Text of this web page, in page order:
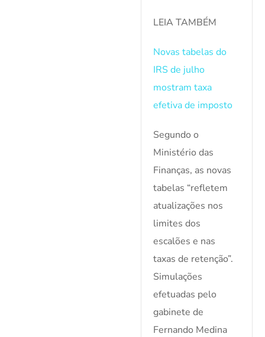
LEIA TAMBÉM
Novas tabelas do
IRS de julho
mostram taxa
efetiva de imposto
Segundo o
Ministério das
Finanças, as novas
tabelas “refletem
atualizações nos
limites dos
escalões e nas
taxas de retenção”.
Simulações
efetuadas pelo
gabinete de
Fernando Medina